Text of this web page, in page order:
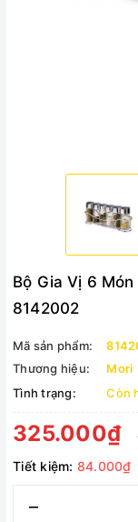
Bộ Gia Vị 6
8142002
Mã sản phẩm:
Thương hiệu:
Mori
Tình trạng:
Còn
325.000₫
Tiết kiệm: 84.000₫
–